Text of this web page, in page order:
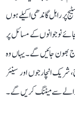
پر راہل گاندھی اکیلے ہوں
نوجوانوں کے مسائل پر
بھون جائیں گے۔ یہاں وہ
شریک انچارجوں اور سینئر
حوالے سے میٹنگ کریں گے۔